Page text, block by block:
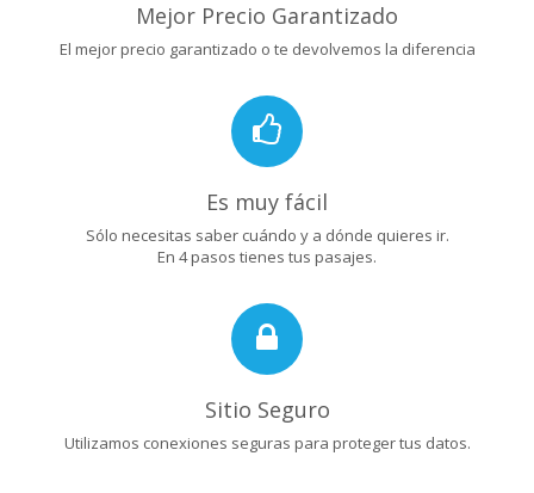
Mejor Precio Garantizado
El mejor precio garantizado o te devolvemos la diferencia
Es muy fácil
Sólo necesitas saber cuándo y a dónde quieres ir.
En 4 pasos tienes tus pasajes.
Sitio Seguro
Utilizamos conexiones seguras para proteger tus datos.